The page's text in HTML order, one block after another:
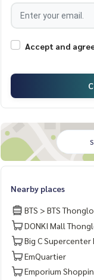
Accept and
Nearby places
BTS > BTS
DONKI Mall
Big C Supercenter
EmQuartier
Emporium